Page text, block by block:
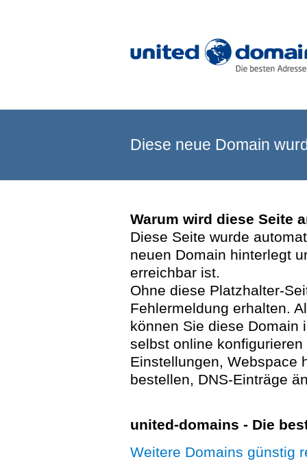
Diese neue Domain
Warum wird diese Seite
Diese Seite wurde
neuen Domain hinterlegt
erreichbar ist.
Ohne diese Platzhalter-
Fehlermeldung erhalten.
können Sie diese Domain
selbst online
Einstellungen, Webspace
bestellen, DNS-Einträge
united-domains - Die
Weitere Domains günstig